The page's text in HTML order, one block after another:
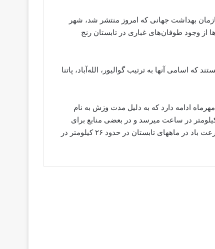
بهداشت جهانی که امروز منتشر شد، شهر
از وجود طوفان‌های غباری در تابستان رنج
آلوده دیگر در هند هستند که اسامی آنها به ترتیب گوالیور، الله‌آباد، پاتنا
مهرماه ادامه دارد که به دلیل مدت وزش به نام
۱۲۰ روزه مشهور است حداکثر سرعت باد در تیرماه تا ۱۰۰ کیلومتر در ساعت میرسد و در بعضی منابع برای
حداکثر سرعت این باد ارقام بالاتری نیز ذکر شده است .متوسط سرعت باد در ماههای تابستان در حدود ۲۶ کیلومتر در